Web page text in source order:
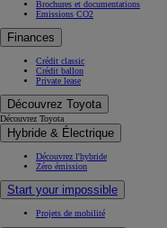
Brochures et documentations
Émissions CO2
Finances
Crédit classic
Crédit ballon
Private lease
Découvrez Toyota
Découvrez Toyota
Hybride & Électrique
Découvrez l'hybride
Zéro émission
Start your impossible
Projets de mobilité